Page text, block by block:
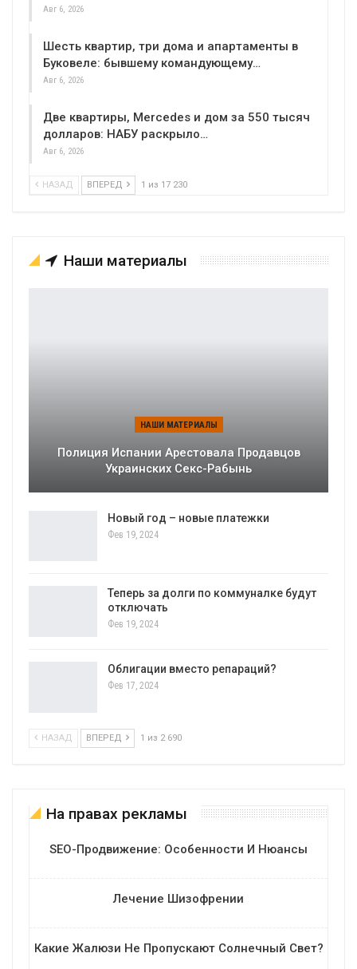
Авг 6, 2026
Шесть квартир, три дома и апартаменты в
Буковеле: бывшему командующему…
Авг 6, 2026
Две квартиры, Mercedes и дом за 550 тысяч
долларов: НАБУ раскрыло…
Авг 6, 2026
НАЗАД ВПЕРЕД 1 из 17 230
Наши материалы
НАШИ МАТЕРИАЛЫ
Полиция Испании Арестовала Продавцов
Украинских Секс-Рабынь
Новый год – новые платежки
Фев 19, 2024
Теперь за долги по коммуналке будут
отключать
Фев 19, 2024
Облигации вместо репараций?
Фев 17, 2024
НАЗАД ВПЕРЕД 1 из 2 690
На правах рекламы
SEO-Продвижение: Особенности И Нюансы
Лечение Шизофрении
Какие Жалюзи Не Пропускают Солнечный Свет?